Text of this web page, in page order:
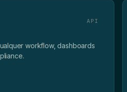
API
workflow, dashboards